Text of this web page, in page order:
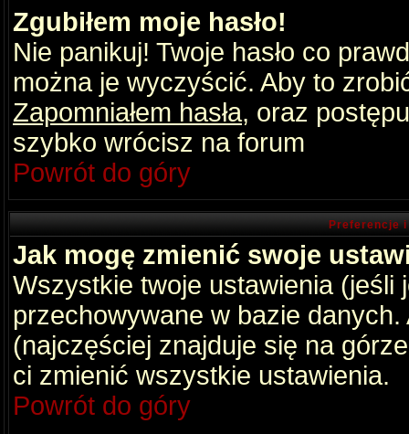
Zgubiłem moje hasło!
Nie panikuj! Twoje hasło co
można je wyczyścić. Aby to
Zapomniałem hasła, oraz
szybko wrócisz na forum
Powrót do góry
Preferencje
Jak mogę zmienić swoje
Wszystkie twoje ustawienia (jeśli
przechowywane w bazie
(najczęściej znajduje się na
ci zmienić wszystkie ustawienia.
Powrót do góry